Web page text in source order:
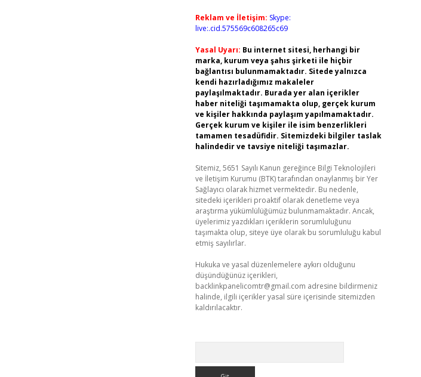
Reklam ve İletişim: Skype:
live:.cid.575569c608265c69
Yasal Uyarı: Bu internet sitesi, herhangi bir
marka, kurum veya şahıs şirketi ile hiçbir
bağlantısı bulunmamaktadır. Sitede yalnızca
kendi hazırladığımız makaleler
paylaşılmaktadır. Burada yer alan içerikler
haber niteliği taşımamakta olup, gerçek kurum
ve kişiler hakkında paylaşım yapılmamaktadır.
Gerçek kurum ve kişiler ile isim benzerlikleri
tamamen tesadüfidir. Sitemizdeki bilgiler taslak
halindedir ve tavsiye niteliği taşımazlar.
Sitemiz, 5651 Sayılı Kanun gereğince Bilgi Teknolojileri
ve İletişim Kurumu (BTK) tarafından onaylanmış bir Yer
Sağlayıcı olarak hizmet vermektedir. Bu nedenle,
sitedeki içerikleri proaktif olarak denetleme veya
araştırma yükümlülüğümüz bulunmamaktadır. Ancak,
üyelerimiz yazdıkları içeriklerin sorumluluğunu
taşımakta olup, siteye üye olarak bu sorumluluğu kabul
etmiş sayılırlar.
Hukuka ve yasal düzenlemelere aykırı olduğunu
düşündüğünüz içerikleri,
backlinkpanelicomtr@gmail.com adresine bildirmeniz
halinde, ilgili içerikler yasal süre içerisinde sitemizden
kaldırılacaktır.